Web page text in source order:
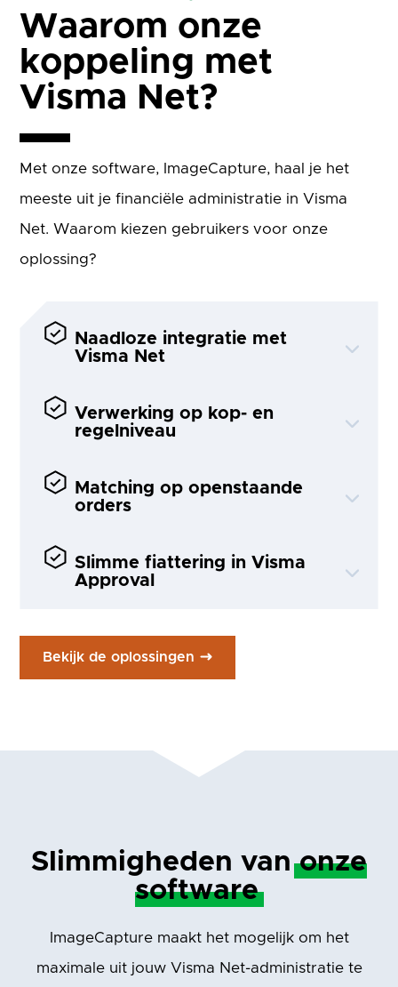
Waarom onze
koppeling met
Visma Net?
Met onze software, ImageCapture, haal je het
meeste uit je financiële administratie in Visma
Net. Waarom kiezen gebruikers voor onze
oplossing?
Naadloze integratie met
Visma Net
Verwerking op kop- en
regelniveau
Matching op openstaande
orders
Slimme fiattering in Visma
Approval
Bekijk de oplossingen
Slimmigheden vanonze
software
ImageCapture maakt het mogelijk om het
maximale uit jouw Visma Net-administratie te